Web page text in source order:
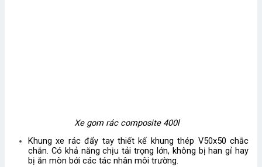
Xe gom rác composite 400l
Khung xe rác đẩy tay thiết kế khung thép V50x50 chắc
chắn. Có khả năng chịu tải trọng lớn, không bị han gỉ hay
bị ăn mòn bới các tác nhân môi trường.